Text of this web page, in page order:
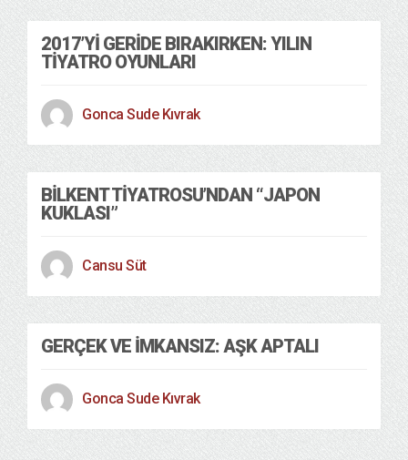
2017’YI GERIDE BIRAKIRKEN: YILIN
TIYATRO OYUNLARI
Gonca Sude Kıvrak
BILKENT TIYATROSU’NDAN “JAPON
KUKLASI”
Cansu Süt
GERÇEK VE İMKANSIZ: AŞK APTALI
Gonca Sude Kıvrak